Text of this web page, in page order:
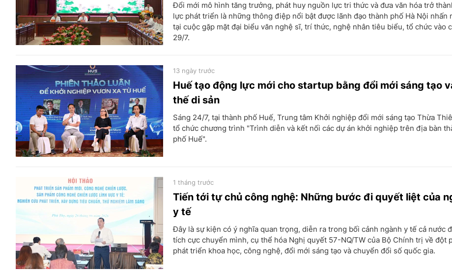
Đổi mới mô hình tăng trưởng, phát huy nguồn lực tri thức và đưa văn hóa trở
lực phát triển là những thông điệp nổi bật được lãnh đạo thành phố Hà Nội nhấn
tại cuộc gặp mặt đại biểu văn nghệ sĩ, trí thức, nghệ nhân tiêu biểu, tổ chức vào
29/7.
Huế tạo động lực mới cho startup bằng đổi mới sáng tạo
thế di sản
13 ngày trước
Sáng 24/7, tại thành phố Huế, Trung tâm Khởi nghiệp đổi mới sáng tạo Thừa
tổ chức chương trình "Trình diễn và kết nối các dự án khởi nghiệp trên địa bàn
phố Huế".
Tiến tới tự chủ công nghệ: Những bước đi quyết liệt của
y tế
1 tháng trước
Đây là sự kiện có ý nghĩa quan trọng, diễn ra trong bối cảnh ngành y tế cả nước
tích cực chuyển mình, cụ thể hóa Nghị quyết 57-NQ/TW của Bộ Chính trị về đột
phát triển khoa học, công nghệ, đổi mới sáng tạo và chuyển đổi số quốc gia.